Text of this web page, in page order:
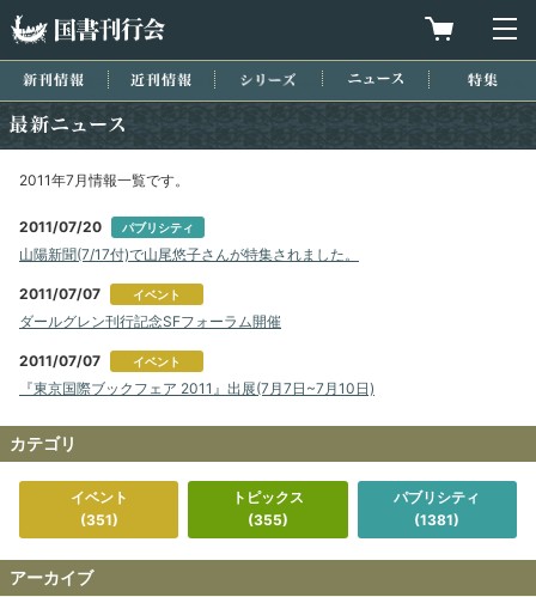
買物カゴを
新刊情報 近刊情報 シリーズ ニュース
2011年7月情報一覧です。
2011/07/20 パブリシティ
山陽新聞(7/17付)で山尾悠子さんが特集されました。
2011/07/07 イベント
ダールグレン刊行記念SFフォーラム開催
2011/07/07 イベント
『東京国際ブックフェア 2011』出展(7月7日~7月10日)
カテゴリ
イベント
(351)
トピックス
(355)
パブリシティ
(1381)
アーカイブ